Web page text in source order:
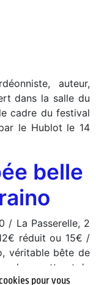
auteur,
dans la salle du
cadre du festival
le Hublot le 14
belle
/ La Passerelle, 2
réduit ou 15€ /
véritable bête de
musette et du
paysage de la
pour vous